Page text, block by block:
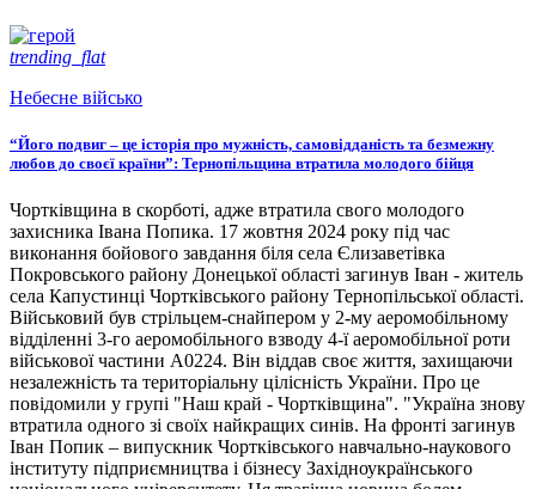
trending_flat
Небесне військо
“Його подвиг – це історія про мужність, самовідданість та безмежну
любов до своєї країни”: Тернопільщина втратила молодого бійця
Чортківщина в скорботі, адже втратила свого молодого
захисника Івана Попика. 17 жовтня 2024 року під час
виконання бойового завдання біля села Єлизаветівка
Покровського району Донецької області загинув Іван - житель
села Капустинці Чортківського району Тернопільської області.
Військовий був стрільцем-снайпером у 2-му аеромобільному
відділенні 3-го аеромобільного взводу 4-ї аеромобільної роти
військової частини А0224. Він віддав своє життя, захищаючи
незалежність та територіальну цілісність України. Про це
повідомили у групі "Наш край - Чортківщина". "Україна знову
втратила одного зі своїх найкращих синів. На фронті загинув
Іван Попик – випускник Чортківського навчально-наукового
інституту підприємництва і бізнесу Західноукраїнського